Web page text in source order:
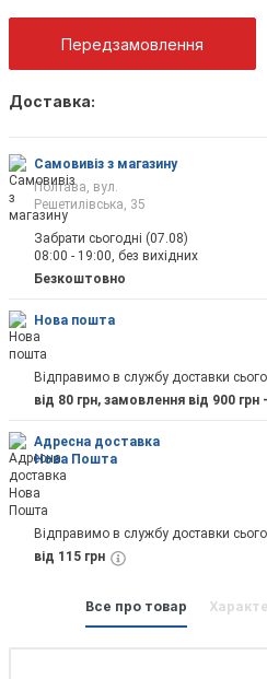
Передзамовлення
Доставка:
Самовивіз з магазину
Полтава, вул.
Решетилівська, 35
Забрати сьогодні (07.08)
08:00 - 19:00, без вихідних
Безкоштовно
Нова пошта
Відправимо в службу доставки
від 80 грн, замовлення від 900
Адресна доставка
Нова Пошта
Відправимо в службу доставки
від 115 грн
Все про товар